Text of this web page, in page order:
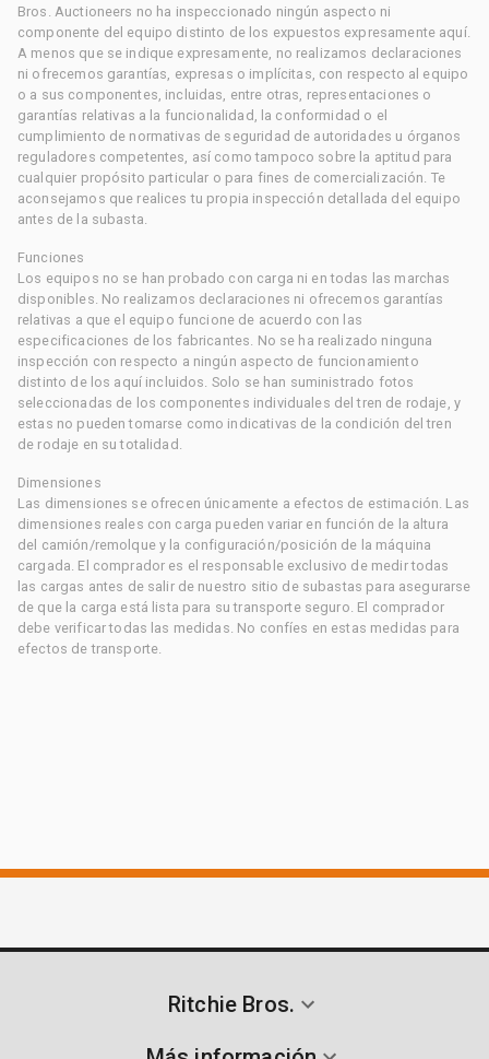
Bros. Auctioneers no ha inspeccionado ningún aspecto ni
componente del equipo distinto de los expuestos expresamente aquí.
A menos que se indique expresamente, no realizamos declaraciones
ni ofrecemos garantías, expresas o implícitas, con respecto al equipo
o a sus componentes, incluidas, entre otras, representaciones o
garantías relativas a la funcionalidad, la conformidad o el
cumplimiento de normativas de seguridad de autoridades u órganos
reguladores competentes, así como tampoco sobre la aptitud para
cualquier propósito particular o para fines de comercialización. Te
aconsejamos que realices tu propia inspección detallada del equipo
antes de la subasta.
Funciones
Los equipos no se han probado con carga ni en todas las marchas
disponibles. No realizamos declaraciones ni ofrecemos garantías
relativas a que el equipo funcione de acuerdo con las
especificaciones de los fabricantes. No se ha realizado ninguna
inspección con respecto a ningún aspecto de funcionamiento
distinto de los aquí incluidos. Solo se han suministrado fotos
seleccionadas de los componentes individuales del tren de rodaje, y
estas no pueden tomarse como indicativas de la condición del tren
de rodaje en su totalidad.
Dimensiones
Las dimensiones se ofrecen únicamente a efectos de estimación. Las
dimensiones reales con carga pueden variar en función de la altura
del camión/remolque y la configuración/posición de la máquina
cargada. El comprador es el responsable exclusivo de medir todas
las cargas antes de salir de nuestro sitio de subastas para asegurarse
de que la carga está lista para su transporte seguro. El comprador
debe verificar todas las medidas. No confíes en estas medidas para
efectos de transporte.
Ritchie Bros.